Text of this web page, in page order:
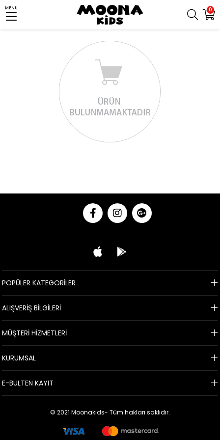
0
MENU
POPÜLER KATEGORİLER
ALIŞVERİŞ BİLGİLERİ
MÜŞTERİ HİZMETLERİ
KURUMSAL
E-BÜLTEN KAYIT
© 2021 Moonakids- Tüm hakları saklıdır.